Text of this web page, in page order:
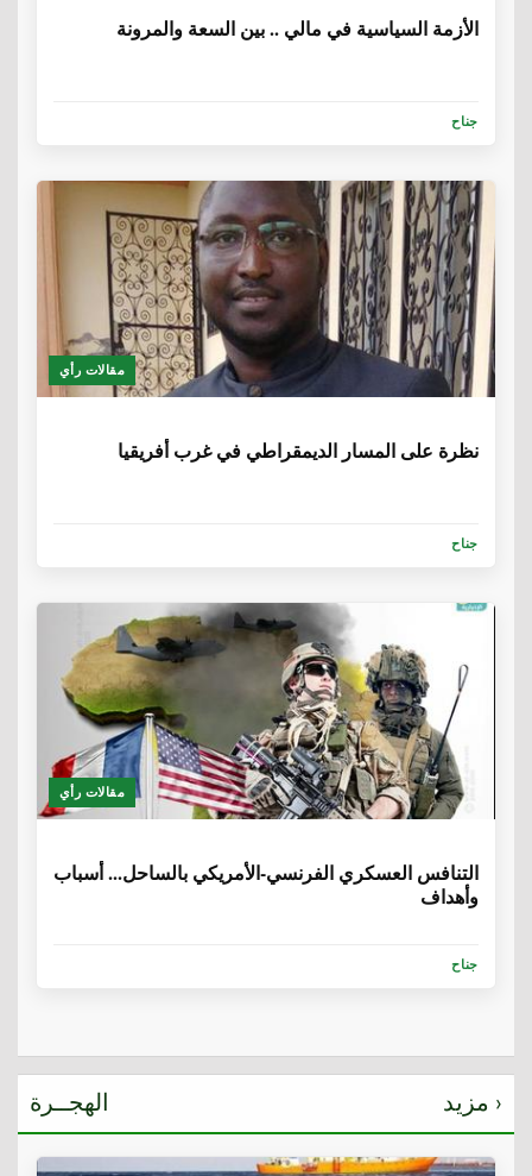
الأزمة السياسية في مالي .. بين السعة والمرونة
جناح
مقالات رأي
نظرة على المسار الديمقراطي في غرب أفريقيا
جناح
مقالات رأي
التنافس العسكري الفرنسي-الأمريكي بالساحل... أسباب
وأهداف
جناح
الهجــرة مزيد ›